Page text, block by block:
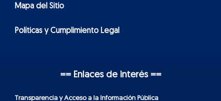
Mapa del Sitio
Políticas y Cumplimiento Legal
== Enlaces de interés ==
Transparencia y Acceso a la Información Pública